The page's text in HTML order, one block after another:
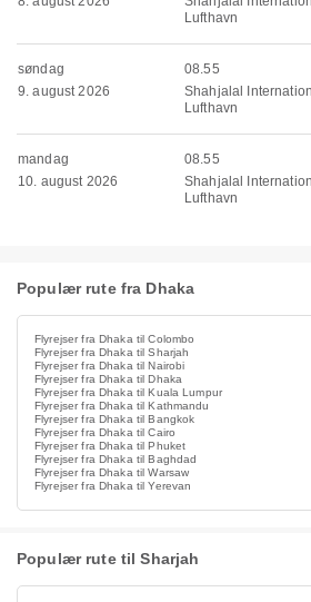
Lufthavn
søndag
9. august 2026
08.55
Shahjalal
Lufthavn
mandag
10. august 2026
08.55
Shahjalal
Lufthavn
Populær rute fra Dhaka
Flyrejser fra Dhaka til Colombo
Flyrejser fra Dhaka til Sharjah
Flyrejser fra Dhaka til Nairobi
Flyrejser fra Dhaka til Dhaka
Flyrejser fra Dhaka til Kuala Lumpur
Flyrejser fra Dhaka til Kathmandu
Flyrejser fra Dhaka til Bangkok
Flyrejser fra Dhaka til Cairo
Flyrejser fra Dhaka til Phuket
Flyrejser fra Dhaka til Baghdad
Flyrejser fra Dhaka til Warsaw
Flyrejser fra Dhaka til Yerevan
Populær rute til Sharjah